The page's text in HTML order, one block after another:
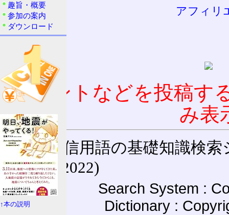
アフィリ
コメントなどを投稿す
み表
通信用語の基礎知識検索
(27-May-2022)
Search System :
Dictionary :
趣旨・概要
参加の案内
ダウンロード
↑本の説明